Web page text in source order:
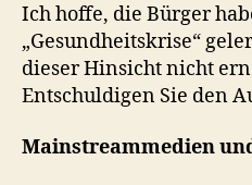
Ich hoffe, die Bürger
„Gesundheitskrise“
dieser Hinsicht nicht
Entschuldigen Sie den
Mainstreammedien